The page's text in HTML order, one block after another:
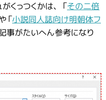
くっつくかは、「その二倍
「小説同人誌向け明朝体フ
事がたいへん参考になり